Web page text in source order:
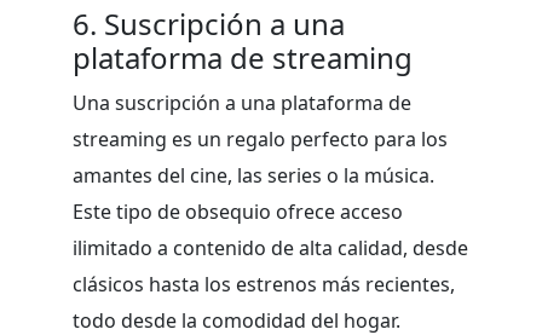
6. Suscripción a una
plataforma de streaming
Una suscripción a una plataforma de
streaming es un regalo perfecto para los
amantes del cine, las series o la música.
Este tipo de obsequio ofrece acceso
ilimitado a contenido de alta calidad, desde
clásicos hasta los estrenos más recientes,
todo desde la comodidad del hogar.